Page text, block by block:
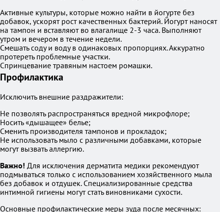
Активные культуры, которые можно найти в йогурте без
добавок, ускорят рост качественных бактерий. Йогурт наносят
на тампон и вставляют во влагалище 2-3 часа. Выполняют
утром и вечером в течение недели.
Смешать соду и воду в одинаковых пропорциях. Аккуратно
протереть проблемные участки.
Спринцевание травяным настоем ромашки.
Профилактика
Исключить внешние раздражители:
Не позволять распространяться вредной микрофлоре;
Носить «дышащее» белье;
Сменить производителя тампонов и прокладок;
Не использовать мыло с различными добавками, которые
могут вызвать аллергию.
Важно! Для исключения дерматита медики рекомендуют
подмываться только с использованием хозяйственного мыла
без добавок и отдушек. Специализированные средства
интимной гигиены могут стать виновниками сухости.
Основные профилактические меры зуда после месячных: